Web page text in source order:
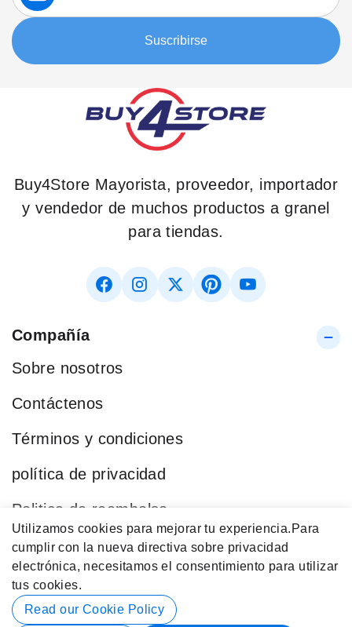
Utilizamos cookies para mejorar tu experiencia. Para
cumplir con la nueva directiva sobre privacidad
electrónica, necesitamos el consentimiento para utilizar
tus cookies.
Read our Cookie Policy
nuestro
boletín:
Suscribirse
Buy4Store Mayorista, proveedor, importador
y vendedor de muchos productos a granel
para tiendas.
Compañía
Sobre nosotros
Contáctenos
Términos y condiciones
política de privacidad
Politica de reembolso
Blog
Categorías Populares
Datos de contacto